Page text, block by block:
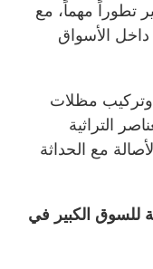
تطوراً مهماً، مع
الأسواق
وتركيب مظلات
التراثية
مع الحداثة
للسوق الكبير في